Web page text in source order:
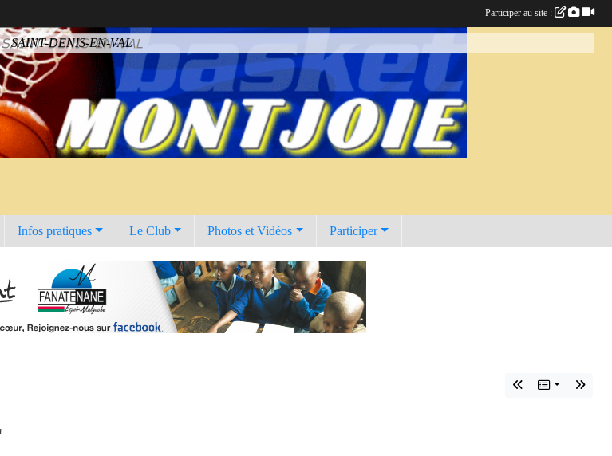
SAINT-DENIS-EN-VAL
Infos pratiques Le Club Photos et Vidéos Participer
Participer au site :